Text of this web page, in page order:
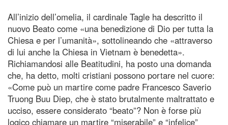
All’inizio dell’omelia, il cardinale Tagle ha descritto il
nuovo Beato come «una benedizione di Dio per tutta la
Chiesa e per l’umanità», sottolineando che «attraverso
di lui anche la Chiesa in Vietnam è benedetta».
Richiamandosi alle Beatitudini, ha posto una domanda
che, ha detto, molti cristiani possono portare nel cuore:
«Come può un martire come padre Francesco Saverio
Truong Buu Diep, che è stato brutalmente maltrattato e
ucciso, essere considerato “beato”? Non è forse più
logico chiamare un martire “miserabile” e “infelice”